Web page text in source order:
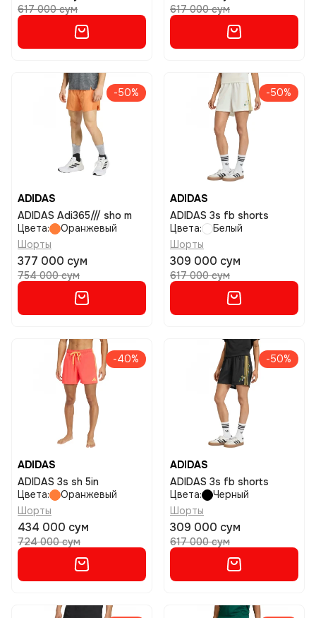
617 000 сум 617 000 сум
-50%
ADIDAS
ADIDAS Adi365/// sho m
Цвета:
Оранжевый
Шорты
377 000 сум
754 000 сум
-50%
ADIDAS
ADIDAS 3s fb shorts
Цвета:
Белый
Шорты
309 000 сум
617 000 сум
-40%
ADIDAS
ADIDAS 3s sh 5in
Цвета:
Оранжевый
Шорты
434 000 сум
724 000 сум
-50%
ADIDAS
ADIDAS 3s fb shorts
Цвета:
Черный
Шорты
309 000 сум
617 000 сум